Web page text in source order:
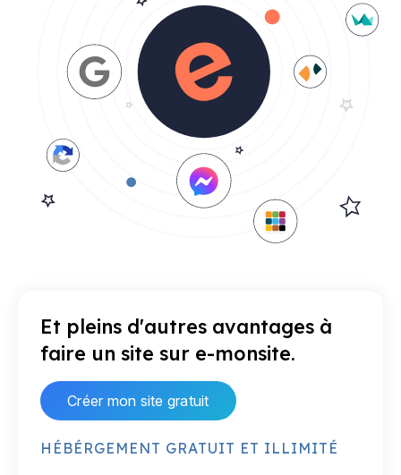
Et pleins d'autres avantages à
faire un site sur e-monsite.
Créer mon site gratuit
HÉBÉRGEMENT GRATUIT ET ILLIMITÉ